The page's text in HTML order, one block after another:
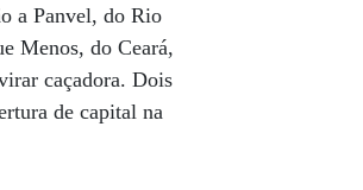
a Panvel, do Rio
Menos, do Ceará,
caçadora. Dois
de capital na